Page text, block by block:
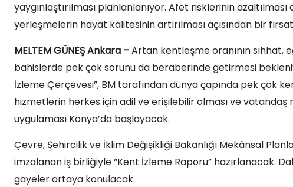
yaygınlaştırılması planlanlanıyor. Afet risklerinin
yerleşmelerin hayat kalitesinin artırılması açısından bir
MELTEM GÜNEŞ Ankara –Artan kentleşme oranının
bahislerde pek çok sorunu da beraberinde getirmesi
İzleme Çerçevesi”, BM tarafından dünya çapında pek çok
hizmetlerin herkes için adil ve erişilebilir olması ve
uygulaması Konya’da başlayacak.
Çevre, Şehircilik ve İklim Değişikliği Bakanlığı Mekânsal
imzalanan iş birliğiyle “Kent İzleme Raporu” hazırlanacak.
gayeler ortaya konulacak.